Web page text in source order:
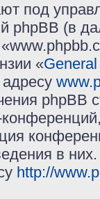
под
phpBB (в
«
phpBB
в
http://